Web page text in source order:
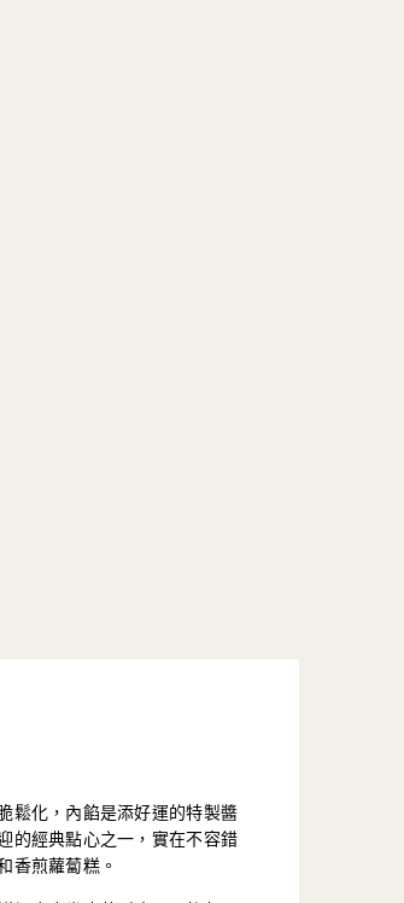
鬆化，內餡是添好運的特製醬
的經典點心之一，實在不容錯
香煎蘿蔔糕。